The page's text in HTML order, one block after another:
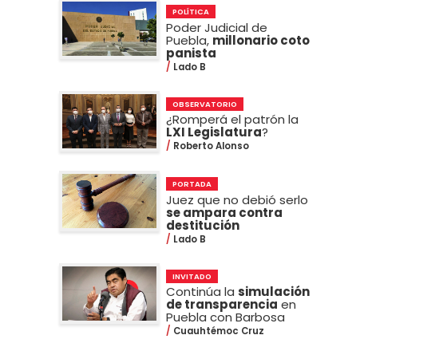
POLÍTICA
Poder Judicial de
Puebla, millonario coto
panista
Lado B
OBSERVATORIO
¿Romperá el patrón la
LXI Legislatura?
Roberto Alonso
PORTADA
Juez que no debió serlo
se ampara contra
destitución
Lado B
INVITADO
Continúa la simulación
de transparencia en
Puebla con Barbosa
Cuauhtémoc Cruz